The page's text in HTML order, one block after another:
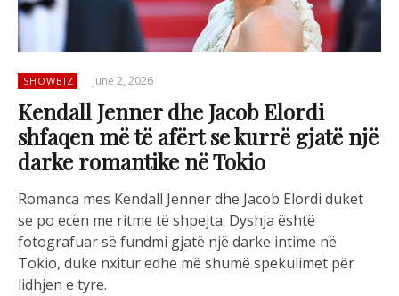
SHOWBIZ June 2, 2026
Kendall Jenner dhe Jacob Elordi
shfaqen më të afërt se kurrë gjatë një
darke romantike në Tokio
Romanca mes Kendall Jenner dhe Jacob Elordi duket
se po ecën me ritme të shpejta. Dyshja është
fotografuar së fundmi gjatë një darke intime në
Tokio, duke nxitur edhe më shumë spekulimet për
lidhjen e tyre.